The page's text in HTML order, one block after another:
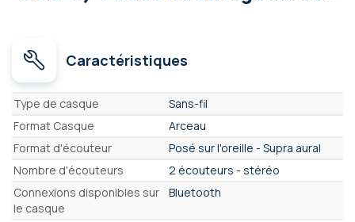
Caractéristiques
Caractéristiques
Type de casque
Sans-fil
Format Casque
Arceau
Format d'écouteur
Posé sur l'oreille - Supra aural
Nombre d'écouteurs
2 écouteurs - stéréo
Connexions disponibles sur
le casque
Bluetooth